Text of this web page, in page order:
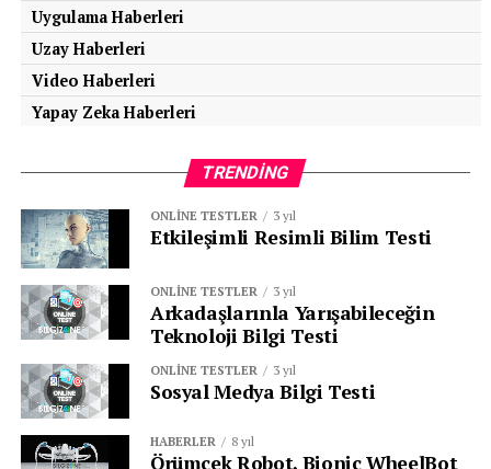
Uygulama Haberleri
Uzay Haberleri
Video Haberleri
Yapay Zeka Haberleri
TRENDING
ONLINE TESTLER 3 yıl
Etkileşimli Resimli Bilim Testi
ONLINE TESTLER 3 yıl
Arkadaşlarınla Yarışabileceğin
Teknoloji Bilgi Testi
ONLINE TESTLER 3 yıl
Sosyal Medya Bilgi Testi
HABERLER 8 yıl
Örümcek Robot, Bionic WheelBot